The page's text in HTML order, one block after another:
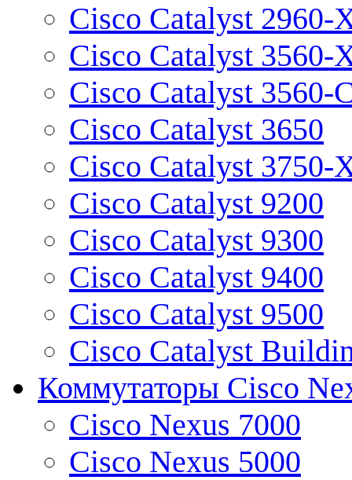
Cisco Catalyst 2960-
Cisco Catalyst 3560-
Cisco Catalyst 3560-
Cisco Catalyst 3650
Cisco Catalyst 3750-
Cisco Catalyst 9200
Cisco Catalyst 9300
Cisco Catalyst 9400
Cisco Catalyst 9500
Cisco Catalyst
Коммутаторы Cisco
Cisco Nexus 7000
Cisco Nexus 5000